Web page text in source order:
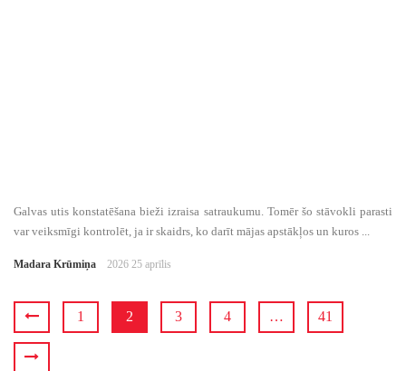
Galvas utis konstatēšana bieži izraisa satraukumu. Tomēr šo stāvokli parasti
var veiksmīgi kontrolēt, ja ir skaidrs, ko darīt mājas apstākļos un kuros ...
Madara Krūmiņa 2026 25 aprīlis
1 2 3 4 … 41